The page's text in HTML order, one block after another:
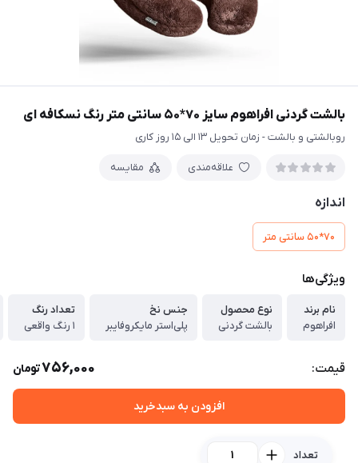
بالشت گردنی افراهوم سایز 70*50 سانتی متر رنگ نسکافه ای
روبالشتی و بالشت - زمان تحویل 13 الی 15 روز کاری
علاقه‌مندی مقایسه
اندازه
70*50 سانتی متر
ویژگی‌ها
نام برند
افراهوم
نوع محصول
بالشت گردنی
جنس نخ
پلی‌استر مایکروفایبر
تعداد رنگ
1 رنگ واقعی
قیمت: 756,000تومان
افزودن به سبدخرید
تعداد